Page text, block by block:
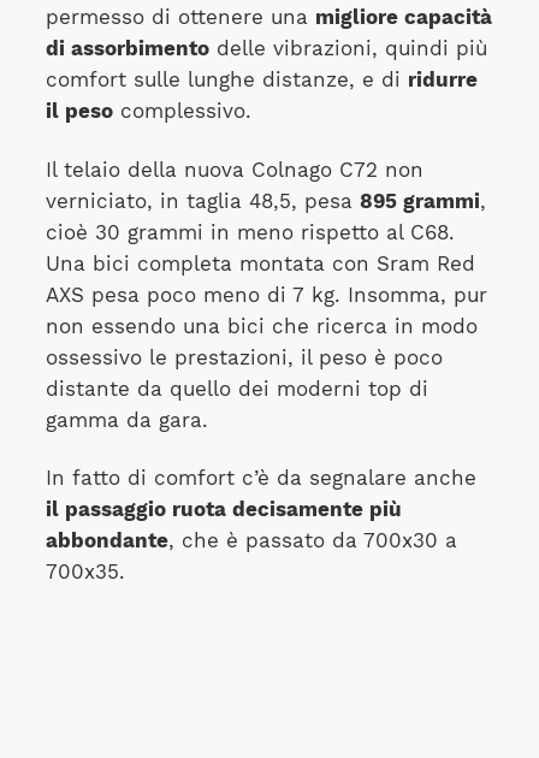
permesso di ottenere una migliore capacità
di assorbimentodelle vibrazioni, quindi più
comfort sulle lunghe distanze, e di ridurre
il pesocomplessivo.
Il telaio della nuova Colnago C72 non
verniciato, in taglia 48,5, pesa 895 grammi,
cioè 30 grammi in meno rispetto al C68.
Una bici completa montata con Sram Red
AXS pesa poco meno di 7 kg. Insomma, pur
non essendo una bici che ricerca in modo
ossessivo le prestazioni, il peso è poco
distante da quello dei moderni top di
gamma da gara.
In fatto di comfort c’è da segnalare anche
il passaggio ruota decisamente più
abbondante, che è passato da 700x30 a
700x35.